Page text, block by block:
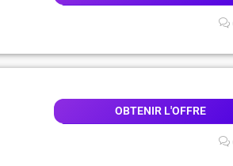
OBTENIR L'OFFRE